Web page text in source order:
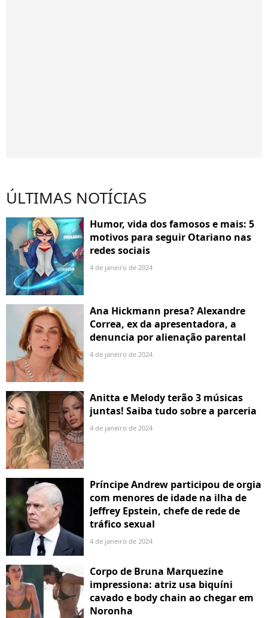
ÚLTIMAS NOTÍCIAS
Humor, vida dos famosos e mais: 5
motivos para seguir Otariano nas
redes sociais
4 de janeiro de 2024
Ana Hickmann presa? Alexandre
Correa, ex da apresentadora, a
denuncia por alienação parental
4 de janeiro de 2024
Anitta e Melody terão 3 músicas
juntas! Saiba tudo sobre a parceria
4 de janeiro de 2024
Príncipe Andrew participou de orgia
com menores de idade na ilha de
Jeffrey Epstein, chefe de rede de
tráfico sexual
4 de janeiro de 2024
Corpo de Bruna Marquezine
impressiona: atriz usa biquíni
cavado e body chain ao chegar em
Noronha